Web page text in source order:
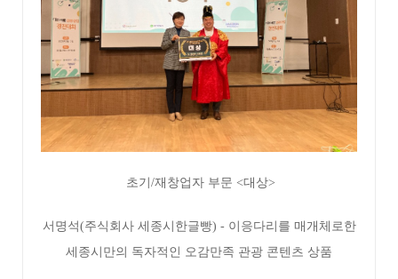
초기/재창업자 부문 <대상>
서명석(주식회사 세종시한글빵) - 이응다리를 매개체로한
세종시만의 독자적인 오감만족 관광 콘텐츠 상품